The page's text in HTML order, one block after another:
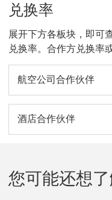
兑换率
展开下方各板块，即可
兑换率。合作方兑换率
航空公司合作伙伴
酒店合作伙伴
您可能还想